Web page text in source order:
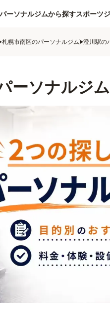
パーソナルジムから探すスポーツ
札幌市南区のパーソナルジム 澄川駅の
ーソナルジ